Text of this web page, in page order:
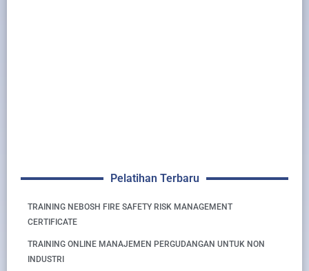
Pelatihan Terbaru
TRAINING NEBOSH FIRE SAFETY RISK MANAGEMENT
CERTIFICATE
TRAINING ONLINE MANAJEMEN PERGUDANGAN UNTUK NON
INDUSTRI